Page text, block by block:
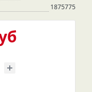
1875775